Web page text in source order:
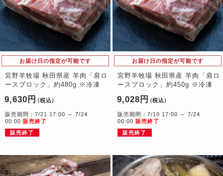
お届け日の指定が可能です
宮野羊牧場 秋田県産 羊肉「肩ロ
ースブロック」約480g ※冷凍
9,630円 （税込）
販売期間：7/21 17:00 ～ 7/24
00:00 販売終了
販売終了
お届け日の指定が可能です
宮野羊牧場 秋田県産 羊肉「肩ロ
ースブロック」約450g ※冷凍
9,028円 （税込）
販売期間：7/10 17:00 ～ 7/24
00:00 販売終了
販売終了